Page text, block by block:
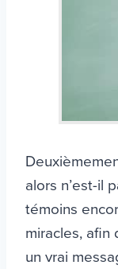
alors n’est-il
témoins
miracles, afin
un vrai